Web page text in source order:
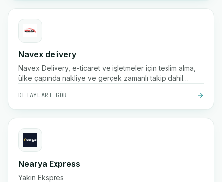
Navex delivery
Navex Delivery, e-ticaret ve işletmeler için teslim alma,
ülke çapında nakliye ve gerçek zamanlı takip dahil
sunan bir Kuzey Afrika lojistik şirketidir.
DETAYLARI GÖR
Nearya Express
Yakın Ekspres